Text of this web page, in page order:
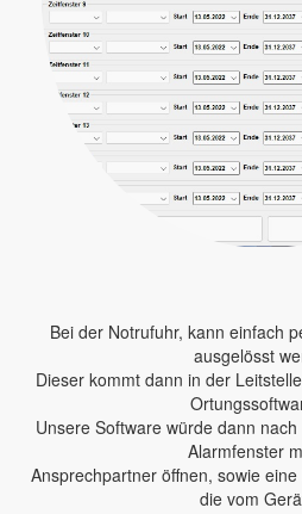
Bei der Notrufuhr, kann einfach
ausgelösst
Dieser kommt dann in der
Unsere Software würde dann
Alarmfenster
Ansprechpartner öffnen, sowie
die vom